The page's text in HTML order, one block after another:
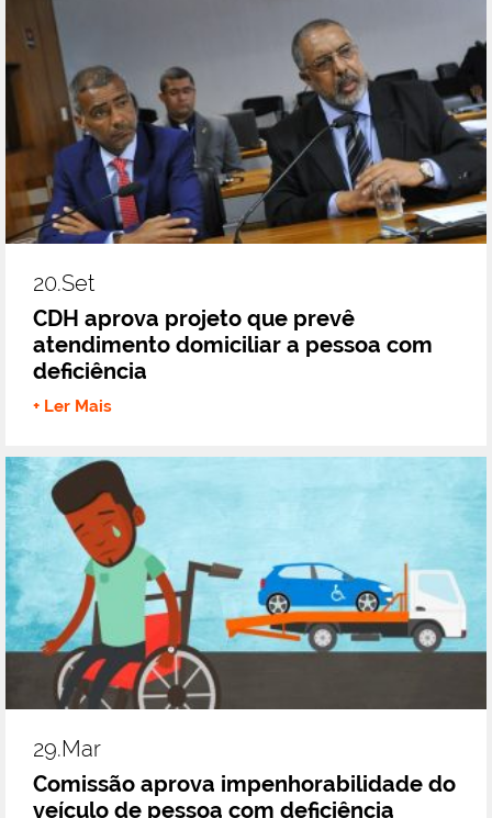
20.set
CDH aprova projeto que prevê
atendimento domiciliar a pessoa com
deficiência
+ Ler Mais
29.mar
Comissão aprova impenhorabilidade do
veículo de pessoa com deficiência